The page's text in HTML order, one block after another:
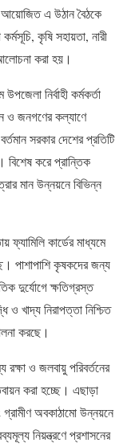
আয়োজিত এ উঠান বৈঠকে
কৃষি সহায়তা, নারী
করা হয়।
নির্বাহী কর্মকর্তা
ও জনগণের কল্যাণে
সরকার দেশের প্রতিটি
বিশেষ করে প্রান্তিক
মান উন্নয়নে বিভিন্ন
ফ্যামিলি কার্ডের মাধ্যমে
পাশাপাশি কৃষকদের জন্য
দুর্যোগে ক্ষতিগ্রস্ত
ও খাদ্য নিরাপত্তা নিশ্চিত
করছে।
ও জলবায়ু পরিবর্তনের
করা হচ্ছে। এছাড়া
অবকাঠামো উন্নয়নে
নিয়ন্ত্রণে প্রশাসনের